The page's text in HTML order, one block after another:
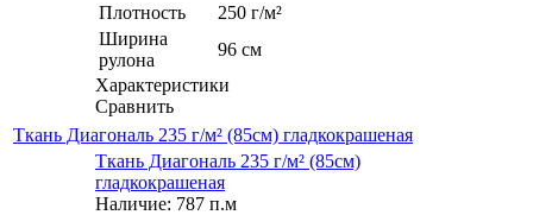
Плотность
250 г/м²
Ширина
рулона
96 см
Характеристики
Сравнить
Ткань Диагональ 235 г/м² (85см) гладкокрашеная
Ткань Диагональ 235 г/м² (85см)
гладкокрашеная
Наличие: 787 п.м